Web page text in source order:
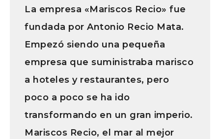
La empresa «Mariscos Recio» fue
fundada por Antonio Recio Mata.
Empezó siendo una pequeña
empresa que suministraba marisco
a hoteles y restaurantes, pero
poco a poco se ha ido
transformando en un gran imperio.
Mariscos Recio, el mar al mejor